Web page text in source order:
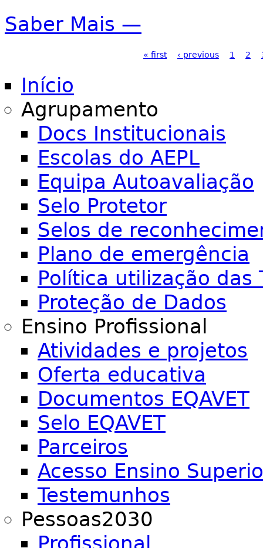
Saber Mais —
« first ‹ previous 1 2
Início
Agrupamento
Docs Institucionais
Escolas do AEPL
Equipa Autoavaliação
Selo Protetor
Selos de
Plano de emergência
Política utilização das
Proteção de Dados
Ensino Profissional
Atividades e projetos
Oferta educativa
Documentos EQAVET
Selo EQAVET
Parceiros
Acesso Ensino
Testemunhos
Pessoas2030
Profissional